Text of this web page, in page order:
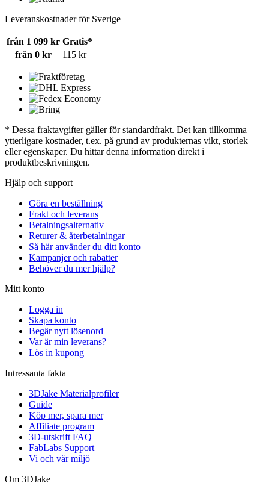
Leveranskostnader för Sverige
från 1 099 kr Gratis*
från 0 kr
115 kr
* Dessa fraktavgifter gäller för standardfrakt. Det kan tillkomma
ytterligare kostnader, t.ex. på grund av produkternas vikt, storlek
eller egenskaper. Du hittar denna information direkt i
produktbeskrivningen.
Hjälp och support
Göra en beställning
Frakt och leverans
Betalningsalternativ
Returer & återbetalningar
Så här använder du ditt konto
Kampanjer och rabatter
Behöver du mer hjälp?
Mitt konto
Logga in
Skapa konto
Begär nytt lösenord
Var är min leverans?
Lös in kupong
Intressanta fakta
3DJake Materialprofiler
Guide
Köp mer, spara mer
Affiliate program
3D-utskrift FAQ
FabLabs Support
Vi och vår miljö
Om 3DJake